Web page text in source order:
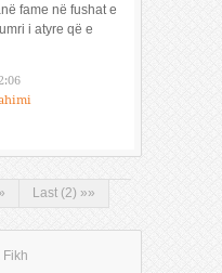
fame në fushat e
i atyre që e
Last (2) »»
Fikh